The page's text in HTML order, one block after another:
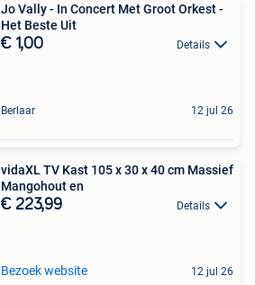
Jo Vally - In Concert Met Groot Orkest -
Het Beste Uit
€ 1,00 Details
Berlaar 12 jul 26
vidaXL TV Kast 105 x 30 x 40 cm Massief
Mangohout en
€ 223,99 Details
Bezoek website 12 jul 26